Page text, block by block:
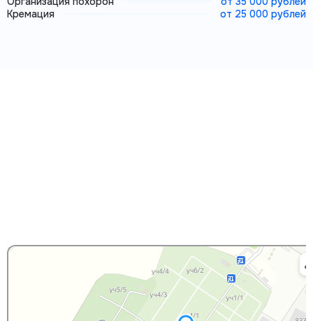
Кремация
от 25 000 рублей
Яндекс Карты
Яндекс Карты — транспорт, навигация, поиск мест